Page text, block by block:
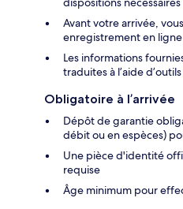
Avant votre arrivée,
enregistrement en
Les informations
traduites à l’aide
Obligatoire à l’arrivée
Dépôt de garantie
débit ou en espèces)
Une pièce d'identité
requise
Âge minimum pour